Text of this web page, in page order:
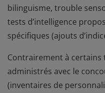
bilinguisme, trouble
tests d’intelligence
spécifiques (ajouts
Contrairement à certains
administrés avec le
(inventaires de